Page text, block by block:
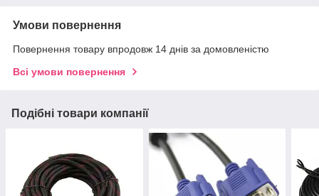
Умови повернення
Повернення товару впродовж 14 днів за домовленістю
Всі умови повернення
Подібні товари компанії